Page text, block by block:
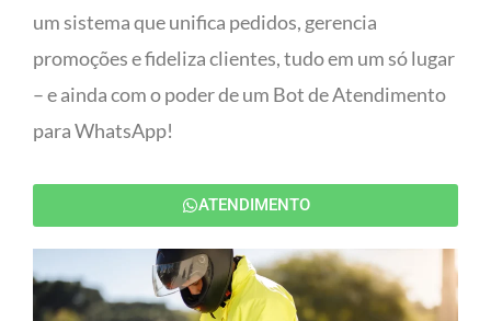
um sistema que unifica pedidos, gerencia
promoções e fideliza clientes, tudo em um só lugar
– e ainda com o poder de um Bot de Atendimento
para WhatsApp!
ATENDIMENTO